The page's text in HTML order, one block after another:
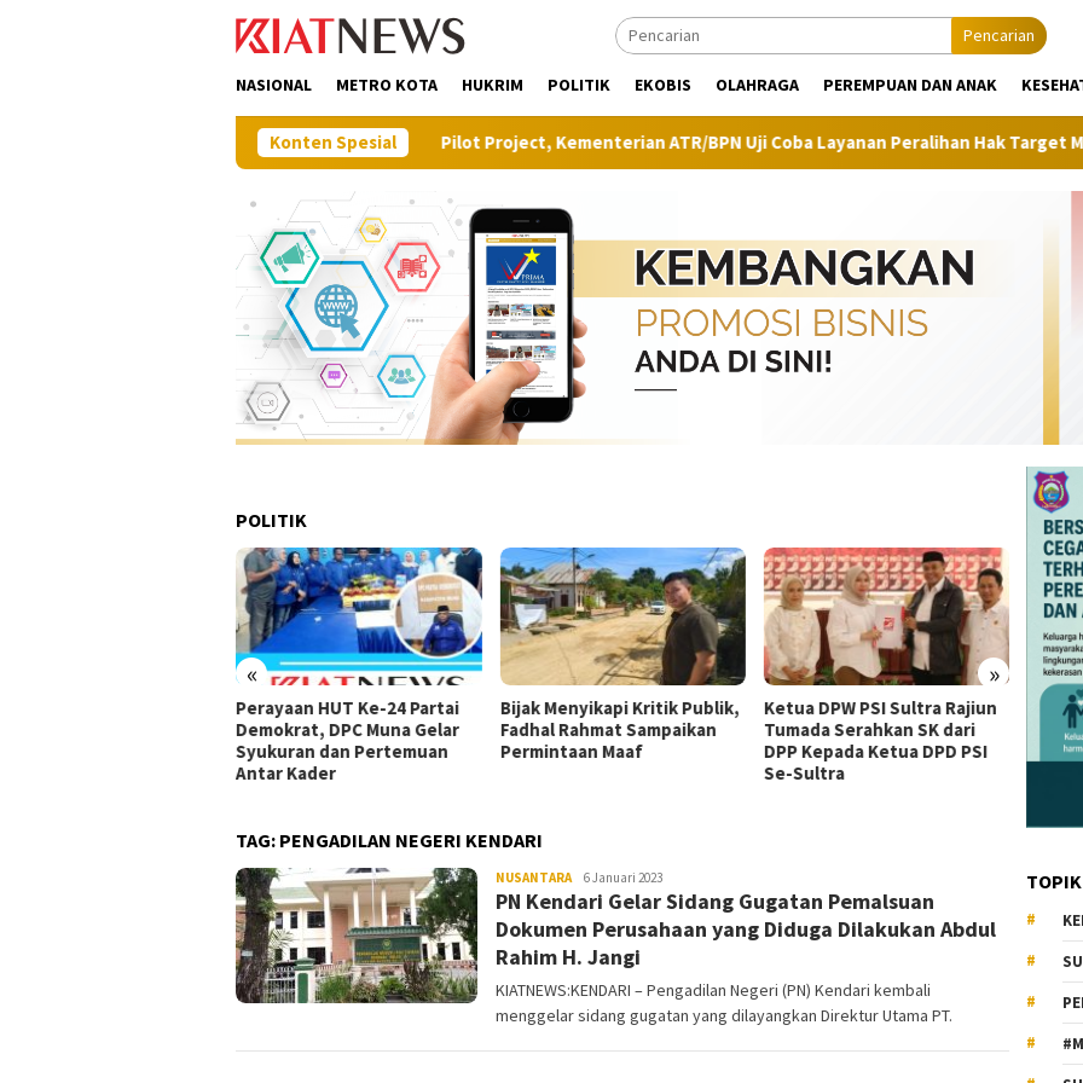
Pencarian
NASIONAL METRO KOTA HUKRIM POLITIK EKOBIS OLAHRAGA PEREMPUAN DAN ANAK
Konten Spesial
Pilot Project, Kementerian ATR/BPN Uji Coba Layanan Peralihan Hak Target Maksimal 10
POLITIK
« »
Perayaan HUT Ke-24 Partai
Demokrat, DPC Muna Gelar
Syukuran dan Pertemuan
Antar Kader
Bijak Menyikapi Kritik Publik,
Fadhal Rahmat Sampaikan
Permintaan Maaf
Ketua DPW PSI Sultra Rajiun
Tumada Serahkan SK dari
DPP Kepada Ketua DPD PSI
Se-Sultra
1000
TAG: PENGADILAN NEGERI KENDARI
NUSANTARA KiatNews.co.id
6 Januari 2023
PN Kendari Gelar Sidang Gugatan Pemalsuan
Dokumen Perusahaan yang Diduga Dilakukan Abdul
Rahim H. Jangi
KIATNEWS:KENDARI – Pengadilan Negeri (PN) Kendari kembali
menggelar sidang gugatan yang dilayangkan Direktur Utama PT.